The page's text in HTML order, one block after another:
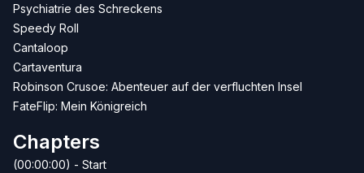
Psychiatrie des Schreckens
Speedy Roll
Cantaloop
Cartaventura
Robinson Crusoe: Abenteuer auf der verfluchten Insel
FateFlip: Mein Königreich
Chapters
(00:00:00) - Start